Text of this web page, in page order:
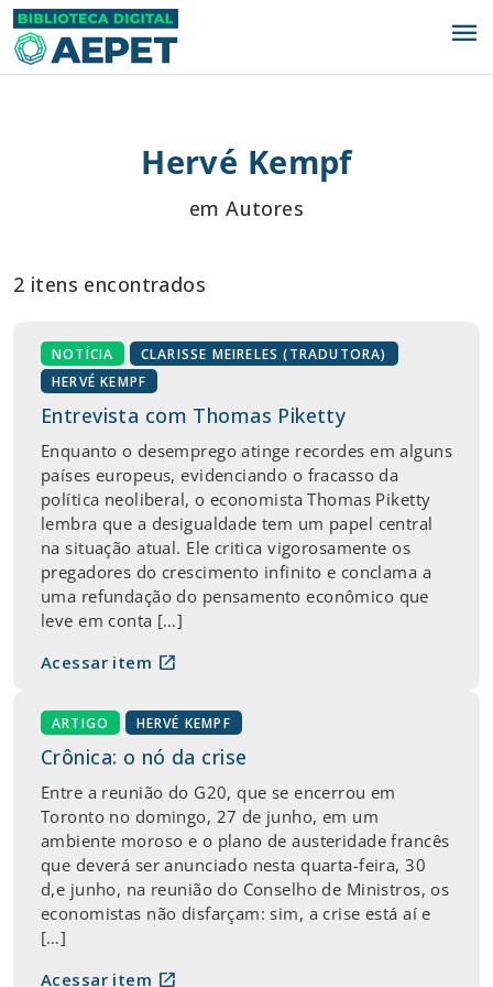
menu
Hervé Kempf
em Autores
2 itens encontrados
NOTÍCIA
CLARISSE MEIRELES (TRADUTORA)
HERVÉ KEMPF
Entrevista com Thomas Piketty
Enquanto o desemprego atinge recordes em alguns
países europeus, evidenciando o fracasso da
política neoliberal, o economista Thomas Piketty
lembra que a desigualdade tem um papel central
na situação atual. Ele critica vigorosamente os
pregadores do crescimento infinito e conclama a
uma refundação do pensamento econômico que
leve em conta […]
Acessar item open_in_new
ARTIGO HERVÉ KEMPF
Crônica: o nó da crise
Entre a reunião do G20, que se encerrou em
Toronto no domingo, 27 de junho, em um
ambiente moroso e o plano de austeridade francês
que deverá ser anunciado nesta quarta-feira, 30
d,e junho, na reunião do Conselho de Ministros, os
economistas não disfarçam: sim, a crise está aí e
[…]
Acessar item open_in_new